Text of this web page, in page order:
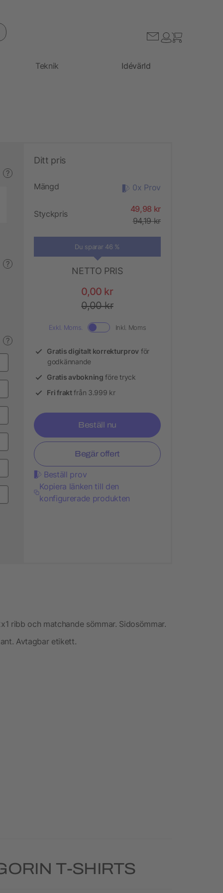
Teknik Idévärld
?
?
?
Ditt pris
Mängd 0x Prov
Styckpris
49,98 kr
94,19 kr
Du sparar 46 %
NETTO PRIS
0,00 kr
0,00 kr
Exkl. Moms. Inkl. Moms
Gratis digitalt korrekturprov för
godkännande
Gratis avbokning före tryck
Fri fraktfrån 3.999 kr
Beställ nu
Begär offert
Beställ prov
Kopiera länken till den
konfigurerade produkten
ribb och matchande sömmar. Sidosömmar.
Avtagbar etikett.
T-SHIRTS